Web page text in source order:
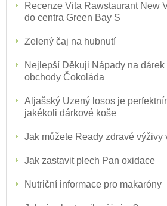
Recenze Vita Rawstaurant New
do centra Green Bay S
Zelený čaj na hubnutí
Nejlepší Děkuji Nápady na dárek
obchody Čokoláda
Aljašský Uzený losos je
jakékoli dárkové koše
Jak můžete Ready zdravé výživy
Jak zastavit plech Pan oxidace
Nutriční informace pro makaróny